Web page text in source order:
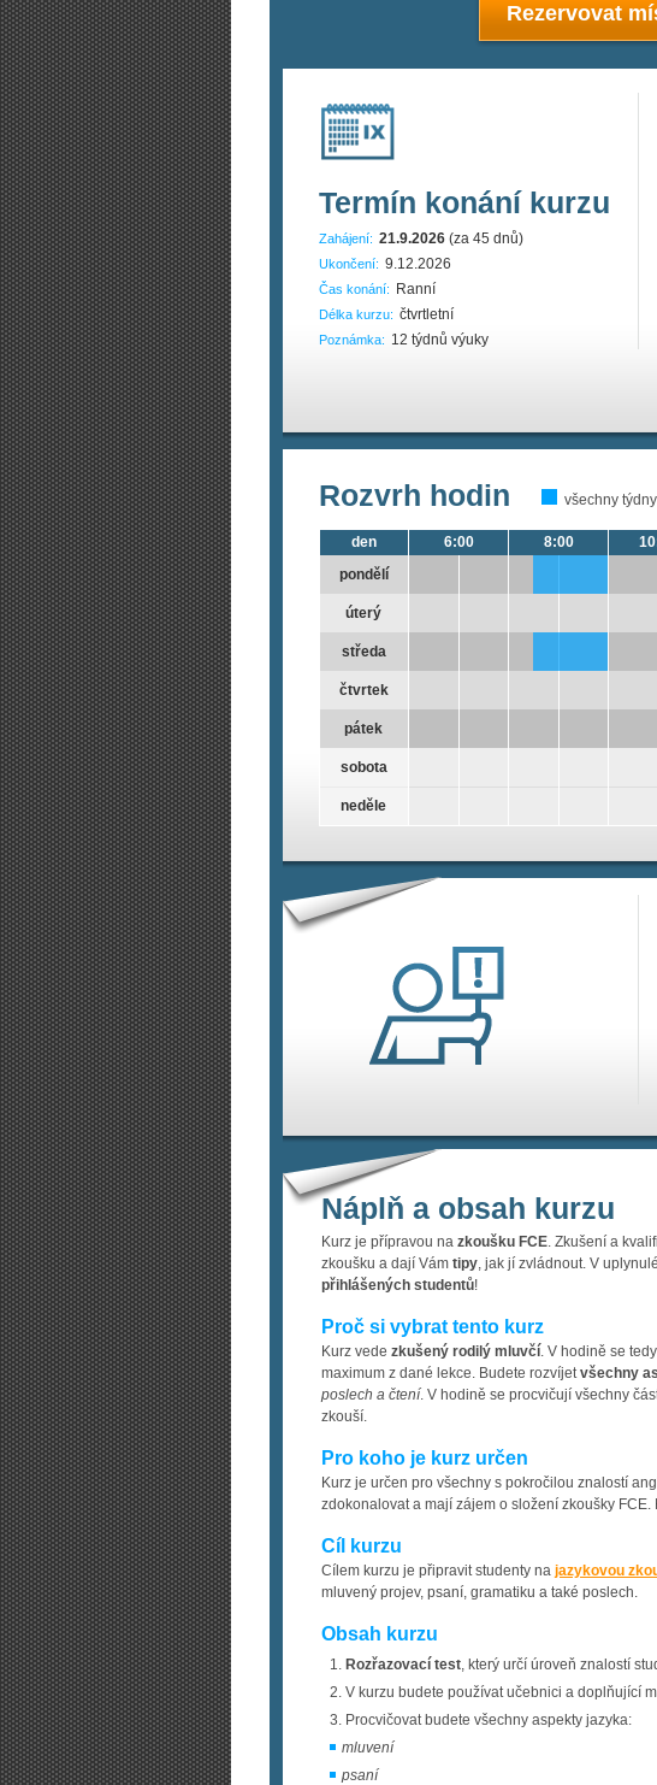
Rezervovat
Termín konání kurzu
Zahájení: 21.9.2026 (za 45 dnů)
Ukončení: 9.12.2026
Čas konání: Ranní
Délka kurzu: čtvrtletní
Poznámka: 12 týdnů výuky
Rozvrh hodin všechny týdny
den
pondělí
úterý
středa
čtvrtek
pátek
sobota
neděle
6:00 8:00
Náplň a obsah kurzu
Kurz je přípravou na zkoušku FCE. Zkušení a
zkoušku a dají Vám tipy, jak jí zvládnout. V
přihlášených studentů!
Proč si vybrat tento kurz
Kurz vede zkušený rodilý mluvčí. V hodině se
maximum z dané lekce. Budete rozvíjetvšechny
poslech a čtení. V hodině se procvičují všechny
zkouší.
Pro koho je kurz určen
Kurz je určen pro všechny s pokročilou znalostí
zdokonalovat a mají zájem o složení zkoušky
Cíl kurzu
Cílem kurzu je připravit studenty na jazykovou
mluvený projev, psaní, gramatiku a také poslech.
Obsah kurzu
Rozřazovací test, který určí úroveň znalostí
V kurzu budete používat učebnici a doplňující
Procvičovat budete všechny aspekty jazyka:
mluvení
psaní